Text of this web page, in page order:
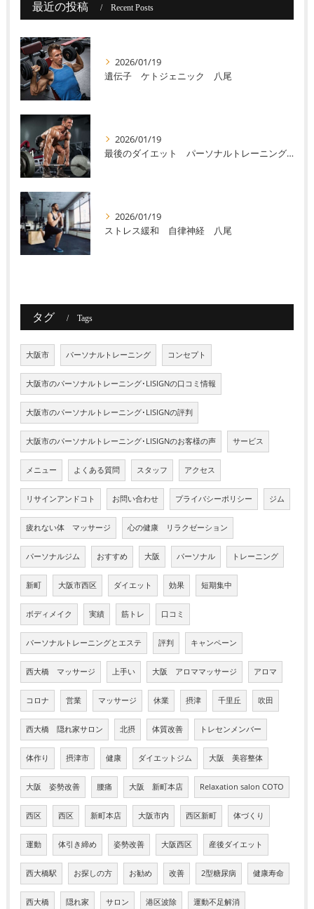
最近の投稿 Recent Posts
2026/01/19
遺伝子 ケトジェニック 八尾
2026/01/19
最後のダイエット パーソナルトレーニング 八尾
2026/01/19
ストレス緩和 自律神経 八尾
タグ Tags
大阪市 パーソナルトレーニング コンセプト
大阪市のパーソナルトレーニング･LISIGNの口コミ情報
大阪市のパーソナルトレーニング･LISIGNの評判
大阪市のパーソナルトレーニング･LISIGNのお客様の声 サービス
メニュー よくある質問 スタッフ アクセス
リサインアンドコト お問い合わせ プライバシーポリシー ジム
疲れない体 マッサージ 心の健康 リラクゼーション
パーソナルジム おすすめ 大阪 パーソナル トレーニング
新町 大阪市西区 ダイエット 効果 短期集中
ボディメイク 実績 筋トレ 口コミ
パーソナルトレーニングとエステ 評判 キャンペーン
西大橋 マッサージ 上手い 大阪 アロママッサージ アロマ
コロナ 営業 マッサージ 休業 摂津 千里丘 吹田
西大橋 隠れ家サロン 北摂 体質改善 トレセンメンバー
体作り 摂津市 健康 ダイエットジム 大阪 美容整体
大阪 姿勢改善 腰痛 大阪 新町本店 Relaxation salon COTO
西区 西区 新町本店 大阪市内 西区新町 体づくり
運動 体引き締め 姿勢改善 大阪西区 産後ダイエット
西大橋駅 お探しの方 お勧め 改善 2型糖尿病 健康寿命
西大橋 隠れ家 サロン 港区波除 運動不足解消